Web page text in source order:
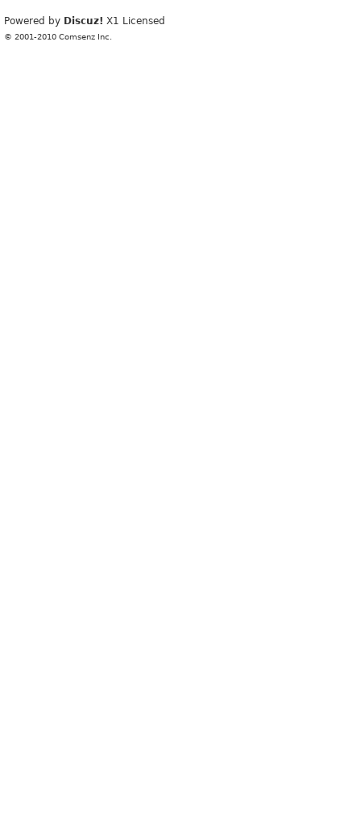
Powered by Discuz! X1 Licensed
© 2001-2010 Comsenz Inc.